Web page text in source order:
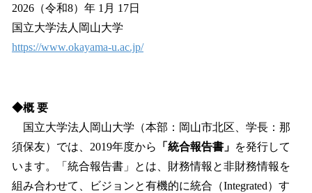
2026（令和8）年 1月 17日
国立大学法人岡山大学
https://www.okayama-u.ac.jp/
◆概 要
国立大学法人岡山大学（本部：岡山市北区、学長：那
須保友）では、2019年度から
「統合報告書」 を発行して
います。「統合報告書」とは、財務情報と非財務情報を
組み合わせて、ビジョンと有機的に統合（Integrated）す